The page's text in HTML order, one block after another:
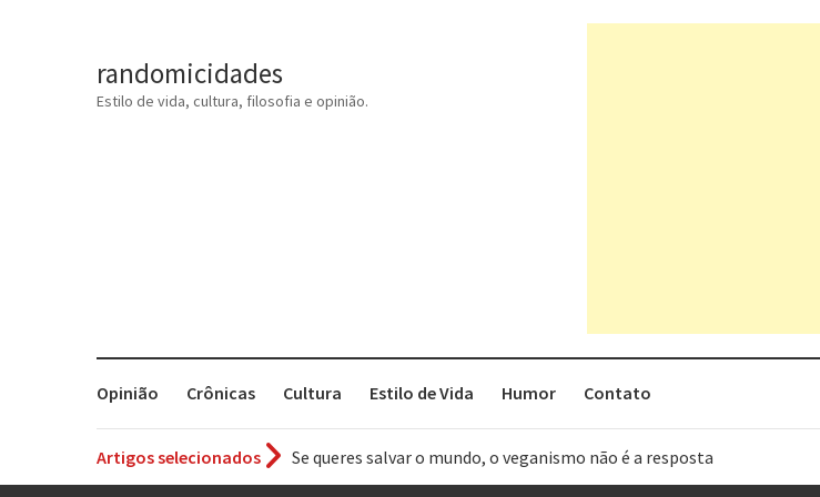
randomicidades
Estilo de vida, cultura, filosofia e opinião.
Opinião Crônicas Cultura Estilo de Vida Humor Contato
Artigos selecionados
Se queres salvar o mundo, o veganismo não é a resposta
Tem que filmar isso daí